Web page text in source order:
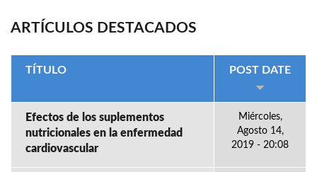
ARTÍCULOS DESTACADOS
TÍTULO POST DATE
Efectos de los suplementos
nutricionales en la enfermedad
cardiovascular
Miércoles,
Agosto 14,
2019 - 20:08